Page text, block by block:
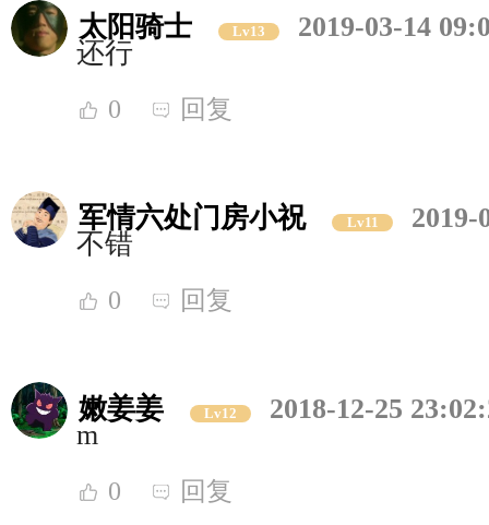
太阳骑士 Lv13
2019-03-14
还行
0 回复
军情六处门房小祝 Lv11
2019-
不错
0 回复
嫩姜姜 Lv12
2018-12-25
m
0 回复